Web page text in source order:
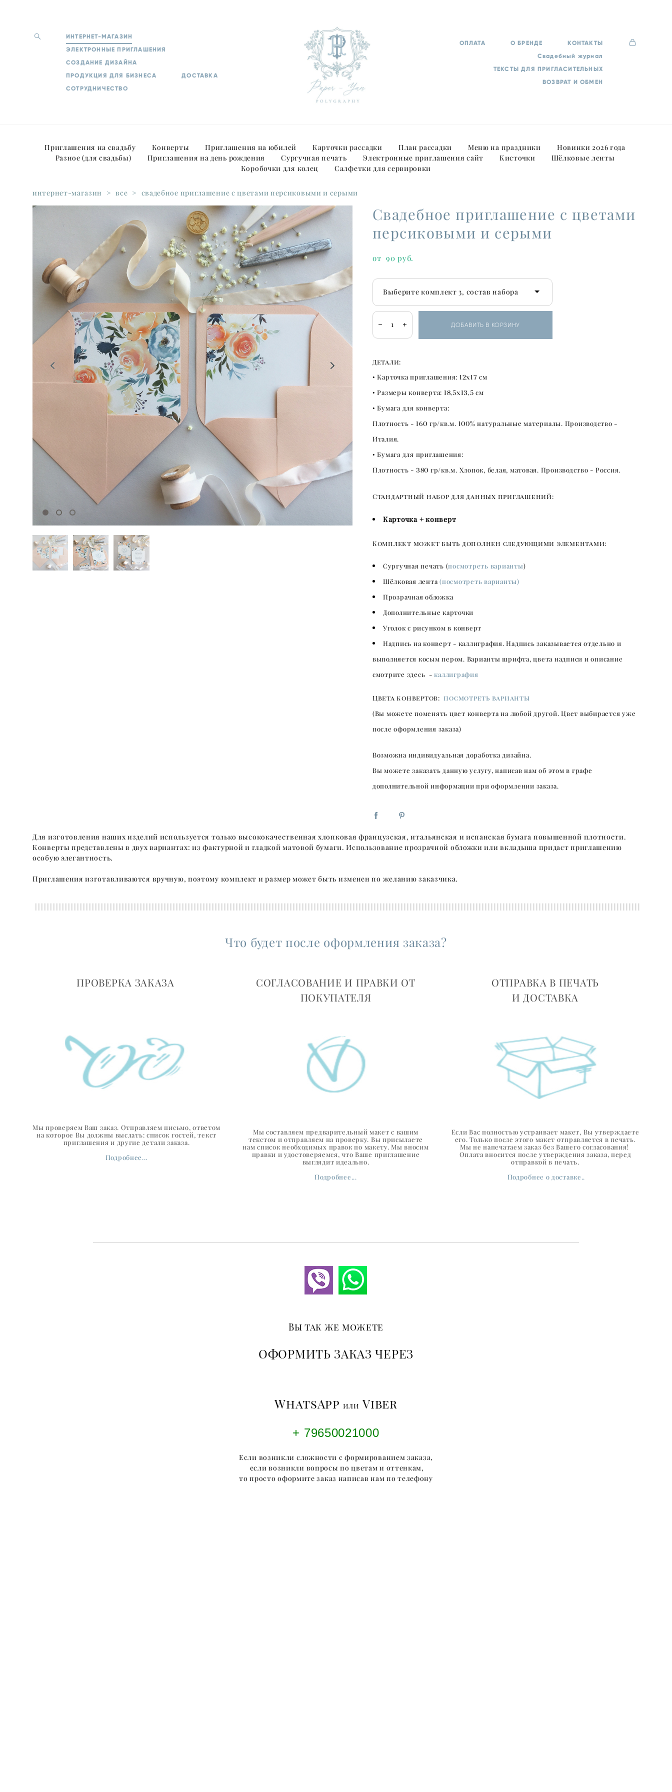
ИНТЕРНЕТ-МАГАЗИН
ЭЛЕКТРОННЫЕ ПРИГЛАШЕНИЯ
СОЗДАНИЕ ДИЗАЙНА
ПРОДУКЦИЯ ДЛЯ БИЗНЕСА
ДОСТАВКА
СОТРУДНИЧЕСТВО
ОПЛАТА О БРЕНДЕ
КОНТАКТЫ
Свадебный журнал
ТЕКСТЫ ДЛЯ ПРИГЛАСИТЕЛЬНЫХ
ВОЗВРАТ И ОБМЕН
Приглашения на свадьбу Конверты Приглашения на юбилей Карточки рассадки План рассадки Меню на праздники
Новинки 2026 года
Разное (для свадьбы)
Приглашения на день рождения Сургучная печать Электронные приглашения сайт Кисточки
Шёлковые ленты
Коробочки для колец
Салфетки для сервировки
интернет-магазин > все > свадебное приглашение с цветами персиковыми и серыми
Свадебное приглашение с цветами
персиковыми и серыми
от 90 pуб.
Выберите комплект 3, состав набора
ДОБАВИТЬ В КОРЗИНУ
Детали:
• Карточка приглашения: 12х17 см
• Размеры конверта: 18,5х13,5 см
• Бумага для конверта:
Плотность - 160 гр/кв.м. 100% натуральные материалы. Производство -
Италия.
• Бумага для приглашения:
Плотность - 380 гр/кв.м. Хлопок, белая, матовая. Производство - Россия.
Стандартный набор для данных приглашений:
Карточка + конверт
Комплект может быть дополнен следующими элементами:
Сургучная печать (посмотреть варианты)
Шёлковая лента(посмотреть варианты)
Прозрачная обложка
Дополнительные карточки
Уголок с рисунком в конверт
Надпись на конверт - каллиграфия. Надпись заказывается отдельно и
выполняется косым пером. Варианты шрифта, цвета надписи и описание
смотрите здесь -каллиграфия
Цвета конвертов: посмотреть варианты
(Вы можете поменять цвет конверта на любой другой. Цвет выбирается уже
после оформления заказа)
Возможна индивидуальная доработка дизайна.
Вы можете заказать данную услугу, написав нам об этом в графе
дополнительной информации при оформлении заказа.
Для изготовления наших изделий используется только высококачественная хлопковая французская, итальянская и испанская бумага повышенной плотности.
Конверты представлены в двух вариантах: из фактурной и гладкой матовой бумаги. Использование прозрачной обложки или вкладыша придаст приглашению
особую элегантность.
Приглашения изготавливаются вручную, поэтому комплект и размер может быть изменен по желанию заказчика.
Что будет после оформления заказа?
ПРОВЕРКА ЗАКАЗА
Мы проверяем Ваш заказ. Отправляем письмо, ответом
на которое Вы должны выслать: список гостей, текст
приглашения и другие детали заказа.
Подробнее...
СОГЛАСОВАНИЕ И ПРАВКИ ОТ
ПОКУПАТЕЛЯ
Мы составляем предварительный макет с вашим
текстом и отправляем на проверку. Вы присылаете
нам список необходимых правок по макету. Мы вносим
правки и удостоверяемся, что Ваше приглашение
выглядит идеально.
Подробнее...
ОТПРАВКА В ПЕЧАТЬ
И ДОСТАВКА
Если Вас полностью устраивает макет, Вы утверждаете
его. Только после этого макет отправляется в печать.
Мы не напечатаем заказ без Вашего согласования!
Оплата вносится после утверждения заказа, перед
отправкой в печать.
Подробнее о доставке..
Вы так же можете
ОФОРМИТЬ ЗАКАЗ ЧЕРЕЗ
WhatsApp или Viber
+ 79650021000
Если возникли сложности с формированием заказа,
если возникли вопросы по цветам и оттенкам,
то просто оформите заказ написав нам по телефону